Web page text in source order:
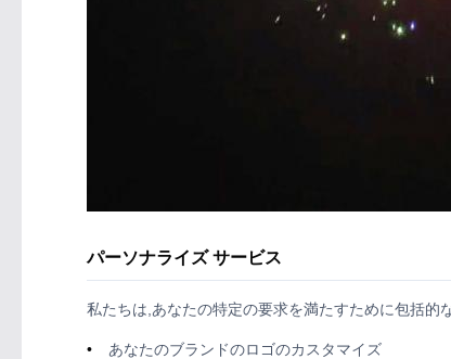
パーソナライズ サービス
私たちは,あなたの特定の要求を満たすために包括的
あなたのブランドのロゴのカスタマイズ